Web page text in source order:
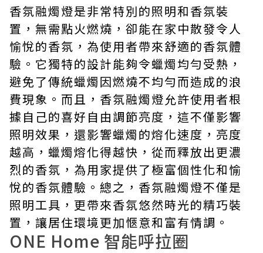
香氛融燭燈是非常特別的照明和香氛裝
置，無需點火燃燒，卻能在家中散發令人
愉悅的香氛，為使用者帶來舒適的香氛體
驗。它獨特的設計能夠令蠟燭均勻受熱，
避免了傳統蠟燭因燃燒不均勻而造成的浪
費現象。而且，香氛融燭燈允許使用者根
據自己的喜好自由調節亮度，這不僅影響
照明效果，還影響蠟燭的熔化速度，亮度
越高，蠟燭熔化得越快，從而釋放出更濃
烈的香氛，為用家提供了極富個性化和愉
悅的香氛體驗。總之，香氛融燭燈不僅是
照明工具，更帶來香氛悠然時光的精巧裝
置，讓居住環境更加愜意和富有情調。
ONE Home 智能呼拉圈